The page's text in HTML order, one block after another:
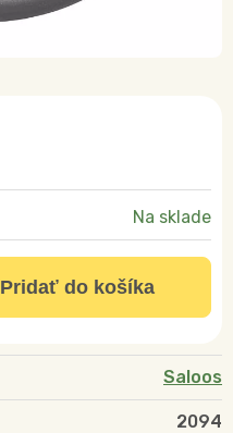
Na sklade
Pridať do košíka
Saloos
2094